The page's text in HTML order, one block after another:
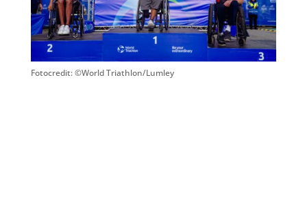
Fotocredit: ©World Triathlon/Lumley